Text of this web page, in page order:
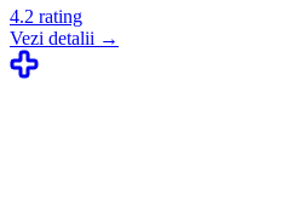
4.2 rating
Vezi detalii →